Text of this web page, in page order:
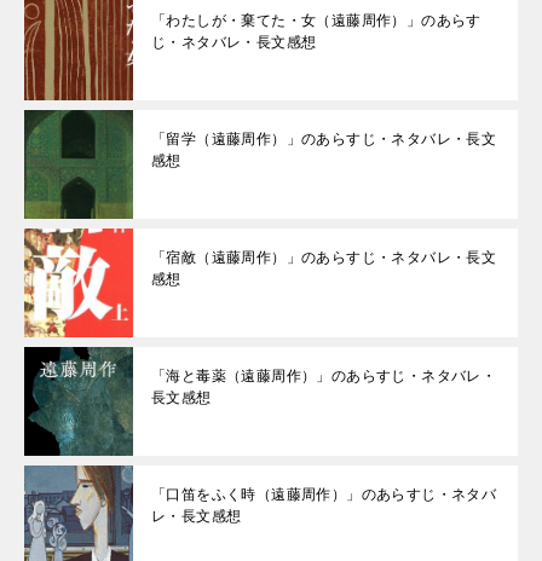
「わたしが・棄てた・女（遠藤周作）」のあらす
じ・ネタバレ・長文感想
「留学（遠藤周作）」のあらすじ・ネタバレ・長文
感想
「宿敵（遠藤周作）」のあらすじ・ネタバレ・長文
感想
「海と毒薬（遠藤周作）」のあらすじ・ネタバレ・
長文感想
「口笛をふく時（遠藤周作）」のあらすじ・ネタバ
レ・長文感想